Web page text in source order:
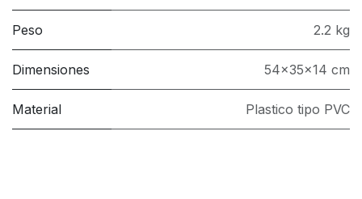
Peso 2.2 kg
Dimensiones 54x35x14 cm
Material Plastico tipo PVC